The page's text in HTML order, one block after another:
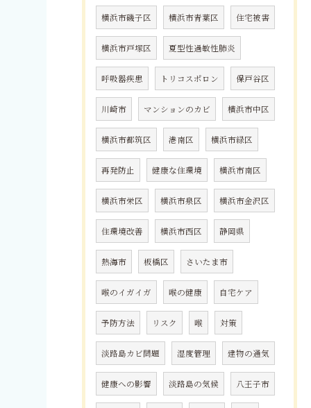
横浜市磯子区 横浜市青葉区 住宅被害
横浜市戸塚区 夏型性過敏性肺炎
呼吸器疾患 トリコスポロン 保戸谷区
川崎市 マンションのカビ 横浜市中区
横浜市都筑区 港南区 横浜市緑区
再発防止 健康な住環境 横浜市南区
横浜市栄区 横浜市泉区 横浜市金沢区
住環境改善 横浜市西区 静岡県
熱海市 板橋区 さいたま市
喉のイガイガ 喉の健康 自宅ケア
予防方法 リスク 喉 対策
淡路島カビ問題 湿度管理 建物の通気
健康への影響 淡路島の気候 八王子市